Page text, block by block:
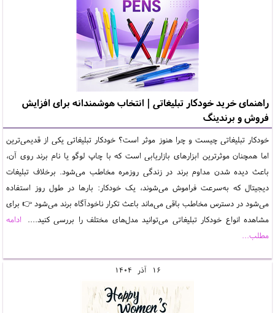
راهنمای خرید خودکار تبلیغاتی | انتخاب هوشمندانه برای افزایش
فروش و برندینگ
خودکار تبلیغاتی چیست و چرا هنوز موثر است؟ خودکار تبلیغاتی یکی از قدیمی‌ترین
اما همچنان موثرترین ابزارهای بازاریابی است که با چاپ لوگو یا نام برند روی آن،
باعث دیده شدن مداوم برند در زندگی روزمره مخاطب می‌شود. برخلاف تبلیغات
دیجیتال که به‌سرعت فراموش می‌شوند، یک خودکار: بارها در طول روز استفاده
می‌شود در دسترس مخاطب باقی می‌ماند باعث تکرار ناخودآگاه برند می‌شود 👉 برای
مشاهده انواع خودکار تبلیغاتی می‌توانید مدل‌های مختلف را بررسی کنید.... ادامه
مطلب...
16 آذر 1404